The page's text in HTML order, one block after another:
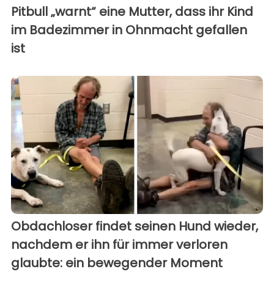
Pitbull „warnt“ eine Mutter, dass ihr Kind
im Badezimmer in Ohnmacht gefallen
ist
Obdachloser findet seinen Hund wieder,
nachdem er ihn für immer verloren
glaubte: ein bewegender Moment